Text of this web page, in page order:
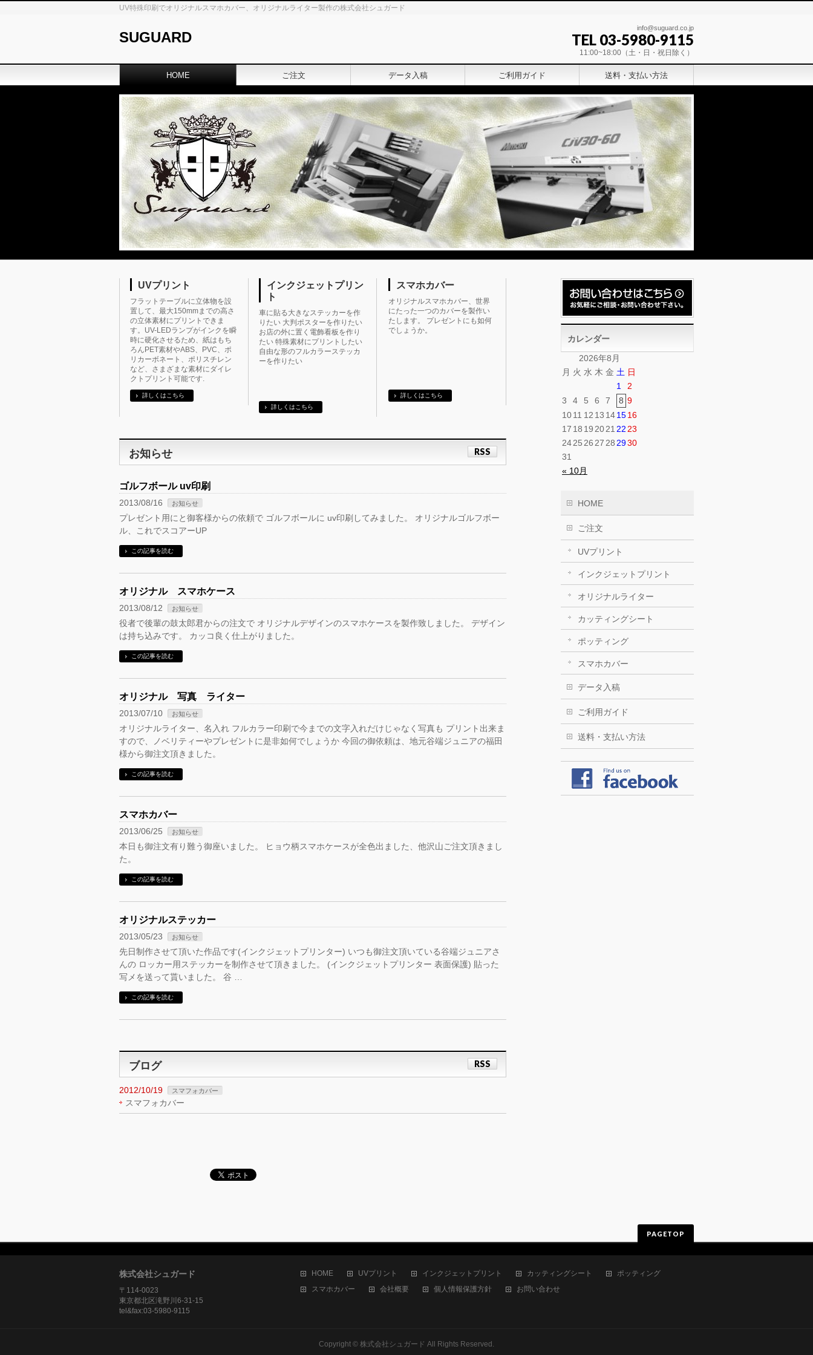
UV特殊印刷でオリジナルスマホカバー、オリジナルライター製作の株式会社シュガード
SUGUARD
info@suguard.co.jp
TEL 03-5980-9115
11:00~18:00（土・日・祝日除く）
HOME ご注文 データ入稿 ご利用ガイド 送料・支払い方法
UVプリント
フラットテーブルに立体物を設
置して、最大150mmまでの高さ
の立体素材にプリントできま
す。UV-LEDランプがインクを瞬
時に硬化させるため、紙はもち
ろんPET素材やABS、PVC、ポ
リカーボネート、ポリスチレン
など、さまざまな素材にダイレ
クトプリント可能です.
詳しくはこちら
インクジェットプリン
ト
車に貼る大きなステッカーを作
りたい 大判ポスターを作りたい
お店の外に置く電飾看板を作り
たい 特殊素材にプリントしたい
自由な形のフルカラーステッカ
ーを作りたい
詳しくはこちら
スマホカバー
オリジナルスマホカバー、世界
にたった一つのカバーを製作い
たします。 プレゼントにも如何
でしょうか。
詳しくはこちら
お知らせ RSS
ゴルフボール uv印刷
2013/08/16 お知らせ
プレゼント用にと御客様からの依頼で ゴルフボールに uv印刷してみました。 オリジナルゴルフボー
ル、これでスコアーUP
この記事を読む
オリジナル スマホケース
2013/08/12 お知らせ
役者で後輩の鼓太郎君からの注文で オリジナルデザインのスマホケースを製作致しました。 デザイン
は持ち込みです。 カッコ良く仕上がりました。
この記事を読む
オリジナル 写真 ライター
2013/07/10 お知らせ
オリジナルライター、名入れ フルカラー印刷で今までの文字入れだけじゃなく写真も プリント出来ま
すので、ノベリティーやプレゼントに是非如何でしょうか 今回の御依頼は、地元谷端ジュニアの福田
様から御注文頂きました。
この記事を読む
スマホカバー
2013/06/25 お知らせ
本日も御注文有り難う御座いました。 ヒョウ柄スマホケースが全色出ました、他沢山ご注文頂きまし
た。
この記事を読む
オリジナルステッカー
2013/05/23 お知らせ
先日制作させて頂いた作品です(インクジェットプリンター) いつも御注文頂いている谷端ジュニアさ
んの ロッカー用ステッカーを制作させて頂きました。 (インクジェットプリンター 表面保護) 貼った
写メを送って貰いました。 谷 …
この記事を読む
ブログ RSS
2012/10/19 スマフォカバー
スマフォカバー
カレンダー
2026年8月
月 火 水 木 金 土 日
« 10月
1
2
3
4 5 6 7 8 9
1011 12 13 141516
17 18 19 2021 22 23
2425 26 27 28 2930
31
HOME
ご注文
UVプリント
インクジェットプリント
オリジナルライター
カッティングシート
ポッティング
スマホカバー
データ入稿
ご利用ガイド
送料・支払い方法
PAGETOP
株式会社シュガード
〒114-0023
東京都北区滝野川6-31-15
tel&fax:03-5980-9115
HOME UVプリント インクジェットプリント カッティングシート
ポッティング
スマホカバー
会社概要 個人情報保護方針 お問い合わせ
Copyright © 株式会社シュガード All Rights Reserved.